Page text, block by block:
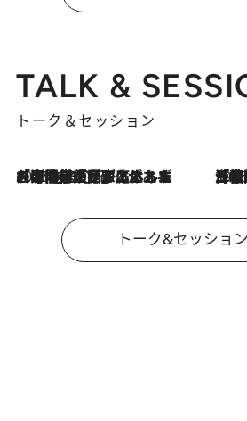
TALK &
トーク＆セッション
2026.8.3
「今後値上げがあるとすれば…」「リスクがあるのは今年の冬」エネルギー専門家が語る、ホルムズ海峡封鎖が家庭にもたらす“ある心配” 「住宅建てられない…」「サーチャージ料
トーク&セッショ